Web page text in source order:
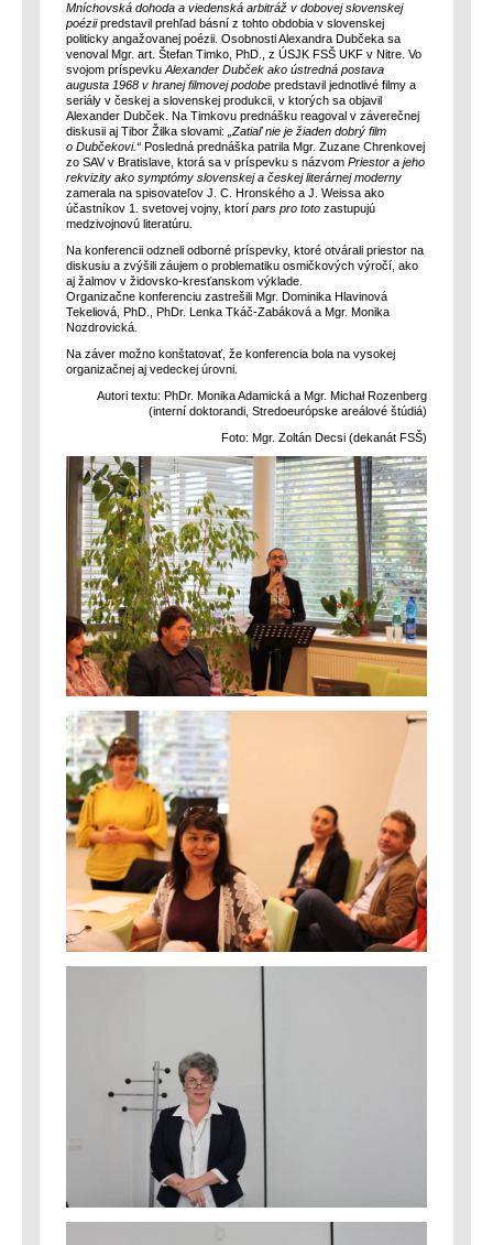
Mníchovská dohoda a viedenská arbitráž v dobovej slovenskej
poéziipredstavil prehľad básní z tohto obdobia v slovenskej
politicky angažovanej poézii. Osobnosti Alexandra Dubčeka sa
venoval Mgr. art. Štefan Timko, PhD., z ÚSJK FSŠ UKF v Nitre. Vo
svojom príspevku Alexander Dubček ako ústredná postava
augusta 1968 v hranej filmovej podobe predstavil jednotlivé filmy a
seriály v českej a slovenskej produkcii, v ktorých sa objavil
Alexander Dubček. Na Timkovu prednášku reagoval v záverečnej
diskusii aj Tibor Žilka slovami:
„Zatiaľ nie je žiaden dobrý film
o Dubčekovi.“ Posledná prednáška patrila Mgr. Zuzane Chrenkovej
zo SAV v Bratislave, ktorá sa v príspevku s názvom Priestor a jeho
rekvizity ako symptómy slovenskej a českej literárnej moderny
zamerala na spisovateľov J. C. Hronského a J. Weissa ako
účastníkov 1. svetovej vojny, ktorí pars pro toto zastupujú
medzivojnovú literatúru.
Na konferencii odzneli odborné príspevky, ktoré otvárali priestor na
diskusiu a zvýšili záujem o problematiku osmičkových výročí, ako
aj žalmov v židovsko-kresťanskom výklade.
Organizačne konferenciu zastrešili Mgr. Dominika Hlavinová
Tekeliová, PhD., PhDr. Lenka Tkáč-Zabáková a Mgr. Monika
Nozdrovická.
Na záver možno konštatovať, že konferencia bola na vysokej
organizačnej aj vedeckej úrovni.
Autori textu: PhDr. Monika Adamická a Mgr. Michał Rozenberg
(interní doktorandi, Stredoeurópske areálové štúdiá)
Foto: Mgr. Zoltán Decsi (dekanát FSŠ)